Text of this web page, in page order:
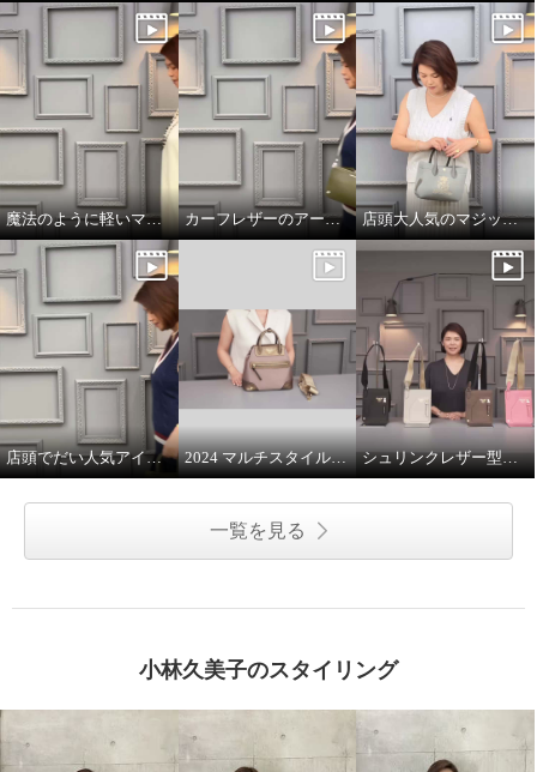
魔法のように軽いマジックライトのトート カーフレザーのアールデコモチーフのウォレット 店頭大人気のマジックライト
店頭でだい人気アイテムです 2024 マルチスタイルバッグ 解説 シュリンクレザー型押し マルチポーチ
一覧を見る
小林久美子のスタイリング